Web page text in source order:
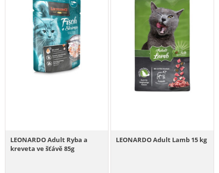
LEONARDO Adult Ryba a
kreveta ve šťávě 85g
LEONARDO Adult Lamb 15 kg